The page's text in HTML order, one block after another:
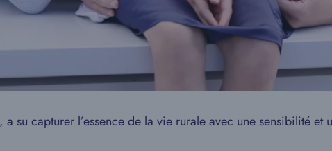
, a su capturer l’essence de la vie rurale avec une sensibilité et